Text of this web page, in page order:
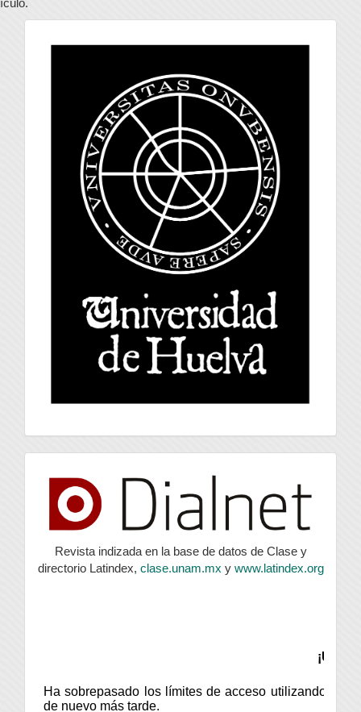
universidad
index
Revista indizada en la base de datos de Clase y
directorio Latindex, clase.unam.mx y www.latindex.org